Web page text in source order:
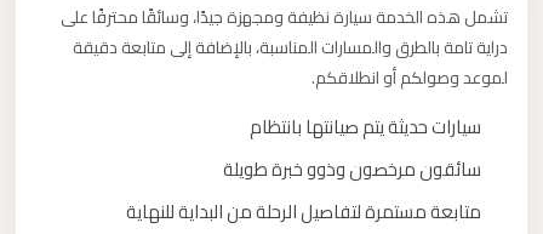
تشمل هذه الخدمة سيارة نظيفة ومجهزة جيدًا، وسائقًا محترفًا على
دراية تامة بالطرق والمسارات المناسبة، بالإضافة إلى متابعة دقيقة
لموعد وصولكم أو انطلاقكم.
سيارات حديثة يتم صيانتها بانتظام
سائقون مرخصون وذوو خبرة طويلة
متابعة مستمرة لتفاصيل الرحلة من البداية للنهاية